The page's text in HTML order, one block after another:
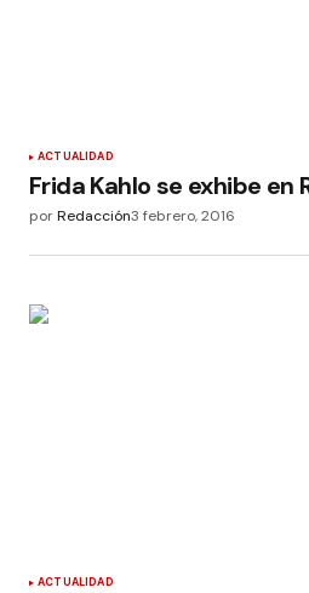
ACTUALIDAD
Frida Kahlo se exhibe en
porRedacción3 febrero, 2016
ACTUALIDAD